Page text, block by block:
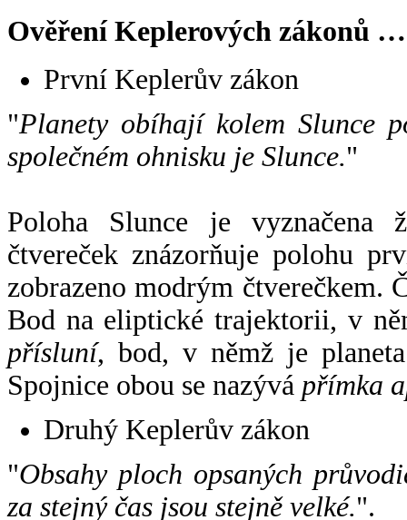
Ověření Keplerových zákonů …
První Keplerův zákon
"Planety obíhají kolem Slunce
společném ohnisku je Slunce."
Poloha Slunce je vyznačena
čtvereček znázorňuje polohu
zobrazeno modrým čtverečkem.
Bod na eliptické trajektorii, v
přísluní, bod, v němž je
Spojnice obou se nazývá přímka
Druhý Keplerův zákon
"Obsahy ploch opsaných
za stejný čas jsou stejně velké.".